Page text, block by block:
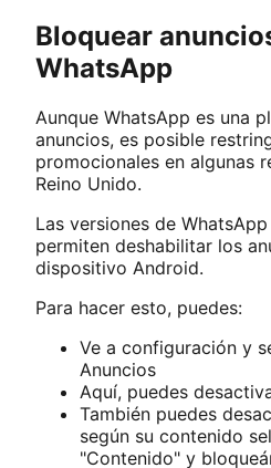
Bloquear
WhatsApp
Aunque WhatsApp es una
anuncios, es posible
promocionales en algunas
Reino Unido.
Las versiones de
permiten deshabilitar los
dispositivo Android.
Para hacer esto, puedes:
Ve a configuración y
Anuncios
Aquí, puedes
También puedes
según su contenido
"Contenido" y